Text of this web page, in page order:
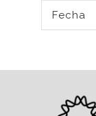
Fecha